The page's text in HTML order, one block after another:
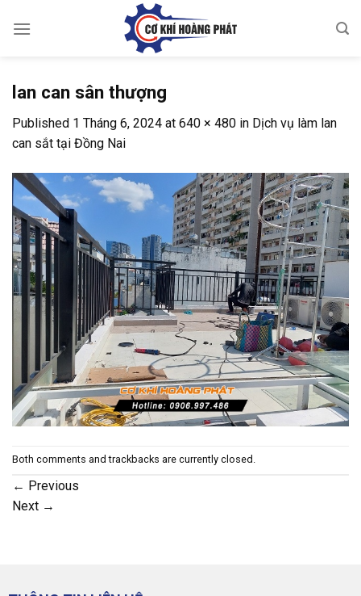
lan can sân thượng
Published 1 Tháng 6, 2024 at 640 × 480 in Dịch vụ làm lan
can sắt tại Đồng Nai
Both comments and trackbacks are currently closed.
← Previous
Next →